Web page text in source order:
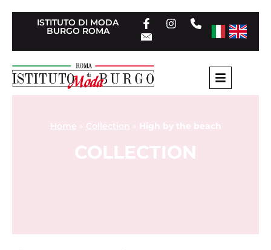
ISTITUTO DI MODA
BURGO ROMA
Home Collection High by the beach
COLLECTION